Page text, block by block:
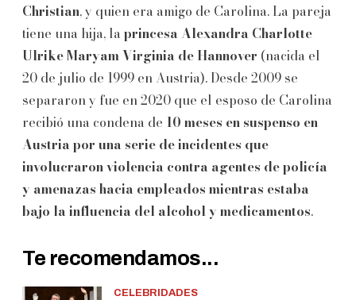
Christian, y quien era amigo de Carolina. La pareja
tiene una hija, la princesa Alexandra Charlotte
Ulrike Maryam Virginia de Hannover (nacida el
20 de julio de 1999 en Austria). Desde 2009 se
separaron y fue en 2020 que el esposo de Carolina
recibió una condena de 10 meses en suspenso en
Austria por una serie de incidentes que
involucraron violencia contra agentes de policía
y amenazas hacia empleados mientras estaba
bajo la influencia del alcohol y medicamentos.
Te recomendamos...
CELEBRIDADES